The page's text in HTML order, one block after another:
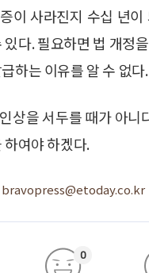
이 사라진지 수십 년
다. 필요하면 법 개정
하는 이유를 알 수 없다.
상을 서두를 때가 아
여야 하겠다.
bravopress@etoday.co.kr
0